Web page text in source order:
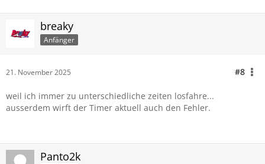
breaky
Anfänger
21. November 2025 #8
weil ich immer zu unterschiedliche zeiten losfahre...
ausserdem wirft der Timer aktuell auch den Fehler.
Panto2k